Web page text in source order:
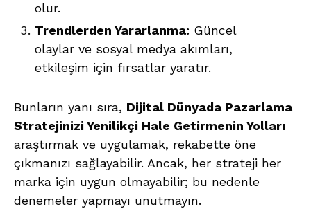
olur.
Trendlerden Yararlanma: Güncel
olaylar ve sosyal medya akımları,
etkileşim için fırsatlar yaratır.
Bunların yanı sıra, Dijital Dünyada Pazarlama
Stratejinizi Yenilikçi Hale Getirmenin Yolları
araştırmak ve uygulamak, rekabette öne
çıkmanızı sağlayabilir. Ancak, her strateji her
marka için uygun olmayabilir; bu nedenle
denemeler yapmayı unutmayın.